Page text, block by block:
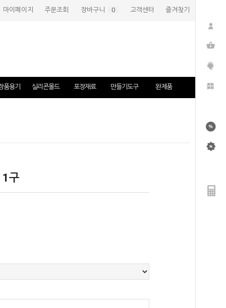
마이페이지 주문조회 장바구니 0 고객센터 즐겨찾기
품용기 실리콘몰드 포장재료 만들기도구 완제품
1구